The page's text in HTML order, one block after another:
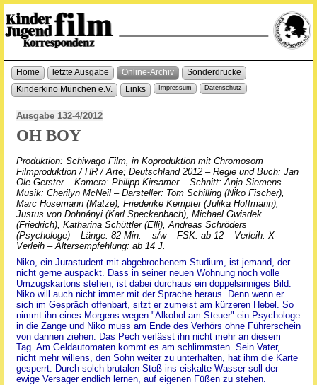
Home letzte Ausgabe Online-Archiv
Sonderdrucke
Kinderkino München e.V.
Links Impressum Datenschutz
Ausgabe 132-4/2012
OH BOY
Produktion: Schiwago Film, in Koproduktion mit Chromosom
Filmproduktion / HR / Arte; Deutschland 2012 – Regie und Buch: Jan
Ole Gerster – Kamera: Philipp Kirsamer – Schnitt: Anja Siemens –
Musik: Cherilyn McNeil – Darsteller: Tom Schilling (Niko Fischer),
Marc Hosemann (Matze), Friederike Kempter (Julika Hoffmann),
Justus von Dohnányi (Karl Speckenbach), Michael Gwisdek
(Friedrich), Katharina Schüttler (Elli), Andreas Schröders
(Psychologe) – Länge: 82 Min. – s/w – FSK: ab 12 – Verleih: X-
Verleih – Altersempfehlung: ab 14 J.
Niko, ein Jurastudent mit abgebrochenem Studium, ist jemand, der
nicht gerne auspackt. Dass in seiner neuen Wohnung noch volle
Umzugskartons stehen, ist dabei durchaus ein doppelsinniges Bild.
Niko will auch nicht immer mit der Sprache heraus. Denn wenn er
sich im Gespräch offenbart, sitzt er zumeist am kürzeren Hebel. So
nimmt ihn eines Morgens wegen "Alkohol am Steuer" ein Psychologe
in die Zange und Niko muss am Ende des Verhörs ohne Führerschein
von dannen ziehen. Das Pech verlässt ihn nicht mehr an diesem
Tag. Am Geldautomaten kommt es am schlimmsten. Sein Vater,
nicht mehr willens, den Sohn weiter zu unterhalten, hat ihm die Karte
gesperrt. Durch solch brutalen Stoß ins eiskalte Wasser soll der
ewige Versager endlich lernen, auf eigenen Füßen zu stehen.